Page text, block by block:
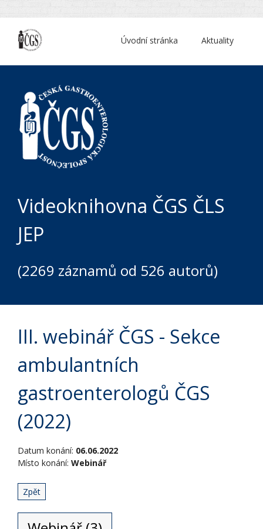
Aktuality
Úvodní stránka
Videoknihovna ČGS ČLS
JEP
(2269 záznamů od 526 autorů)
III. webinář ČGS - Sekce
ambulantních
gastroenterologů ČGS
(2022)
Datum konání: 06.06.2022
Místo konání: Webinář
Zpět